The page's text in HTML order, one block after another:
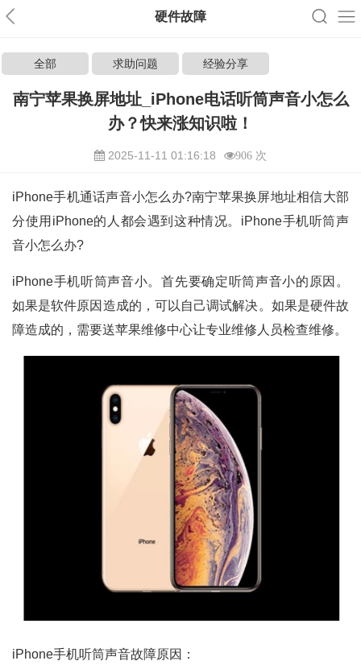
硬件故障
全部 求助问题 经验分享
南宁苹果换屏地址_iPhone电话听筒声音小怎么
办？快来涨知识啦！
2025-11-11 01:16:18 906 次
iPhone手机通话声音小怎么办?南宁苹果换屏地址相信大部
分使用iPhone的人都会遇到这种情况。iPhone手机听筒声
音小怎么办?
iPhone手机听筒声音小。首先要确定听筒声音小的原因。
如果是软件原因造成的，可以自己调试解决。如果是硬件故
障造成的，需要送苹果维修中心让专业维修人员检查维修。
iPhone手机听筒声音故障原因：